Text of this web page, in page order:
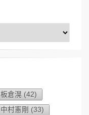
板倉滉 (42)
中村憲剛 (33)